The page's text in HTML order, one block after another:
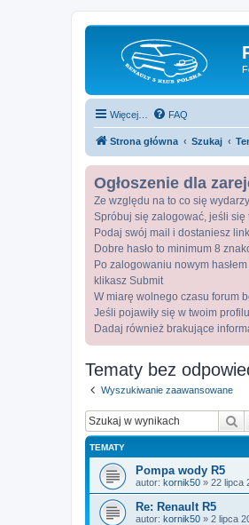
Więcej… FAQ
Strona główna Szukaj
Ogłoszenie dla
Ze względu na to co się
Spróbuj się zalogować, jeśli się
Podaj swój mail i dostaniesz
Dobre hasło to minimum 8
Po zalogowaniu nowym
klikasz Submit
W miarę wolnego czasu forum
Jeśli pojawiły się w twoim
Dadaj również brakujące
Tematy bez
Wyszukiwanie zaawansowane
TEMATY
Pompa wody R5
autor: kornik50 » 22 lipca
Re: Renault R5
autor: kornik50 » 2 lipca